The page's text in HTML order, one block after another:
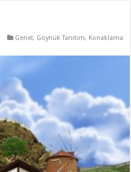
Genel, Göynük Tanıtım, Konaklama